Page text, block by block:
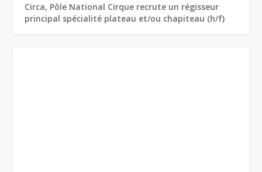
Circa, Pôle National Cirque recrute un régisseur
principal spécialité plateau et/ou chapiteau (h/f)